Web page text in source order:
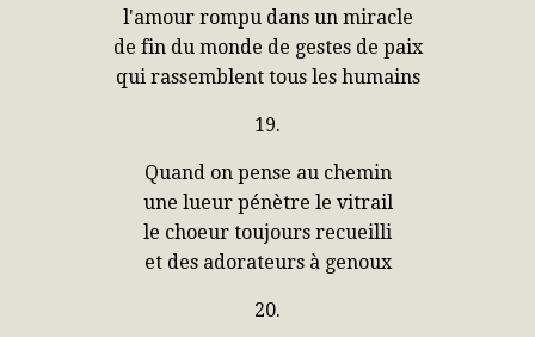
l'amour rompu dans un miracle
de fin du monde de gestes de paix
qui rassemblent tous les humains
19.
Quand on pense au chemin
une lueur pénètre le vitrail
le choeur toujours recueilli
et des adorateurs à genoux
20.